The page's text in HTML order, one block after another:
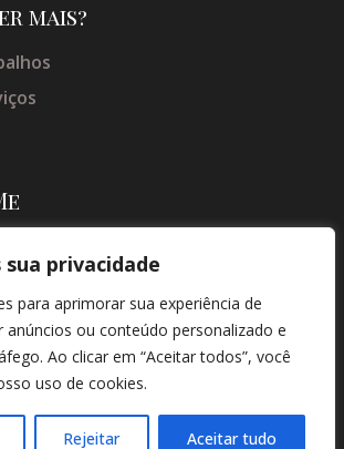
privacidade
para aprimorar sua experiência de
anúncios ou conteúdo personalizado e
Ao clicar em “Aceitar todos”, você
uso de cookies.
Rejeitar Aceitar tudo
mais?
|
CRIAÇÃO DE SITES